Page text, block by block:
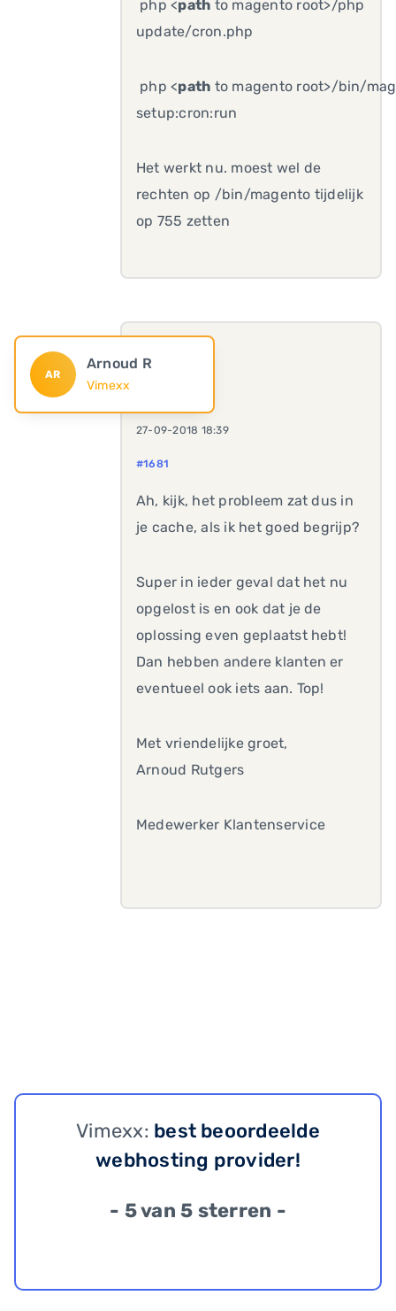
php <path to magento root>/php
update/cron.php
php <path to magento root>/bin/
setup:cron:run
Het werkt nu. moest wel de
rechten op /bin/magento tijdelijk
op 755 zetten
AR
Arnoud R
Vimexx
27-09-2018 18:39
#1681
Ah, kijk, het probleem zat dus in
je cache, als ik het goed begrijp?
Super in ieder geval dat het nu
opgelost is en ook dat je de
oplossing even geplaatst hebt!
Dan hebben andere klanten er
eventueel ook iets aan. Top!
Met vriendelijke groet,
Arnoud Rutgers
Medewerker Klantenservice
Vimexx: best beoordeelde
webhosting provider!
- 5 van 5 sterren -